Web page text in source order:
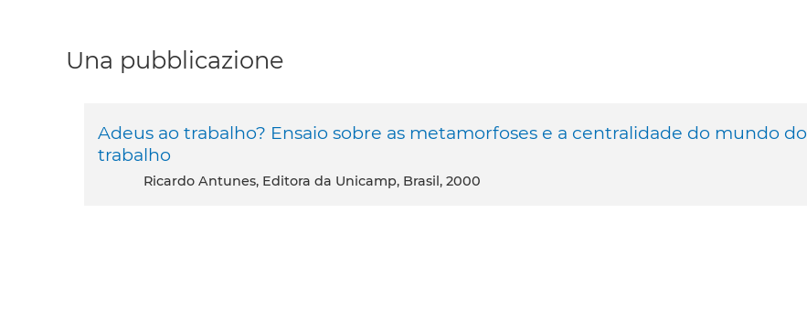
Una pubblicazione
Adeus ao trabalho? Ensaio sobre as metamorfoses e a centralidade do mundo do
trabalho
Ricardo Antunes, Editora da Unicamp, Brasil, 2000